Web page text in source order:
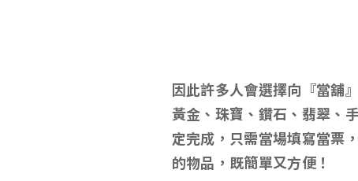
因此許多人會選擇向 『當舖
黃金、珠寶、鑽石、翡翠、
定完成，只需當場填寫當票
的物品，既簡單又方便！